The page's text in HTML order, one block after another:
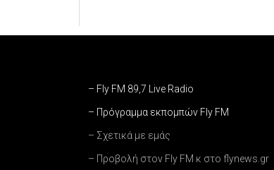
– Fly FM 89,7 Live Radio
– Πρόγραμμα εκπομπών Fly FM
– Σχετικά με εμάς
– Προβολή στον Fly FM κ στο flynews.gr